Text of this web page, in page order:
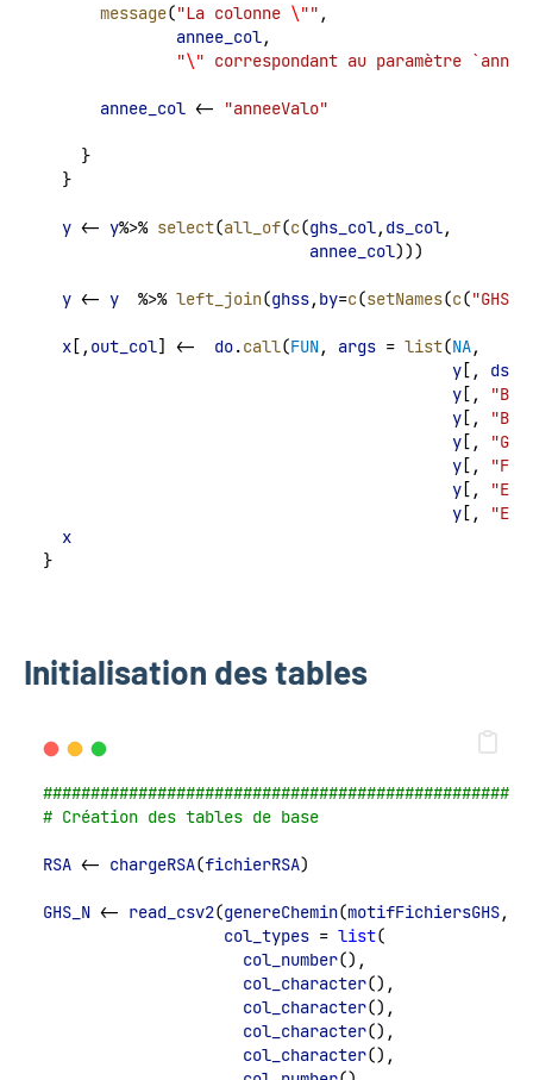
message("La colonne \"" ,
annee_col,
"\" correspondant au paramètre
annee_col <- "anneeValo"
    }
  }
y <- y%>% select(all_of(c(ghs_col, ds_col,
annee_col)))
y <- y
  %>%
left_join(ghss, by=c(setNames(c("GHS"
x [, out_col] <- do.call(FUN, args = list(NA,
y [,
y [, "BB"
y [, "BH"
y [,
y [,
y [,
y [,
x
}
Initialisation des tables
# Création des tables de base
RSA <- chargeRSA(fichierRSA)
GHS_N <- read_csv2(genereChemin(motifFichiersGHS,
col_types = list(
col_number(),
col_character(),
col_character(),
col_character(),
col_character(),